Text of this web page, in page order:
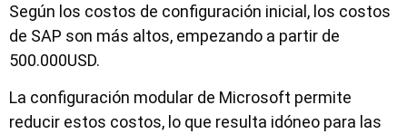
Según los costos de configuración inicial, los costos
de SAP son más altos, empezando a partir de
500.000USD.
La configuración modular de Microsoft permite
reducir estos costos, lo que resulta idóneo para las